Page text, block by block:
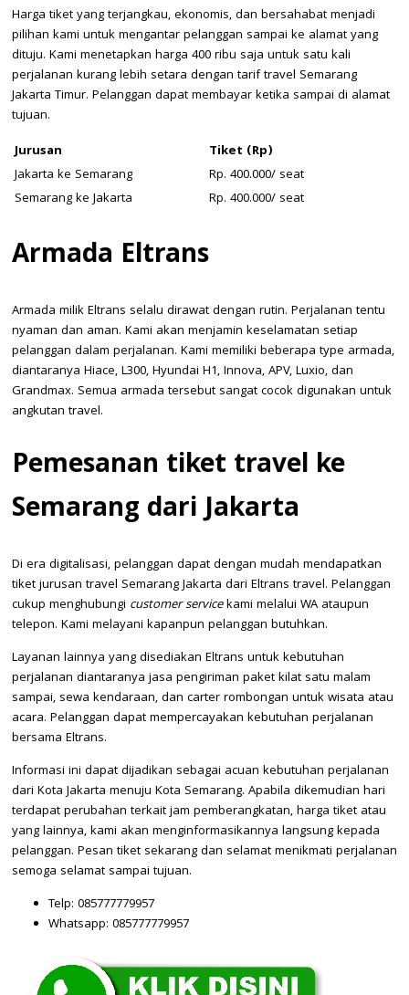
Harga tiket yang terjangkau, ekonomis, dan bersahabat menjadi
pilihan kami untuk mengantar pelanggan sampai ke alamat yang
dituju. Kami menetapkan harga 400 ribu saja untuk satu kali
perjalanan kurang lebih setara dengan tarif travel Semarang
Jakarta Timur. Pelanggan dapat membayar ketika sampai di alamat
tujuan.
Jurusan
Tiket (Rp)
Jakarta ke Semarang
Rp. 400.000/ seat
Semarang ke Jakarta
Rp. 400.000/ seat
Armada Eltrans
Armada milik Eltrans selalu dirawat dengan rutin. Perjalanan tentu
nyaman dan aman. Kami akan menjamin keselamatan setiap
pelanggan dalam perjalanan. Kami memiliki beberapa type armada,
diantaranya Hiace, L300, Hyundai H1, Innova, APV, Luxio, dan
Grandmax. Semua armada tersebut sangat cocok digunakan untuk
angkutan travel.
Pemesanan tiket travel ke
Semarang dari Jakarta
Di era digitalisasi, pelanggan dapat dengan mudah mendapatkan
tiket jurusan travel Semarang Jakarta dari Eltrans travel. Pelanggan
cukup menghubungi customer servicekami melalui WA ataupun
telepon. Kami melayani kapanpun pelanggan butuhkan.
Layanan lainnya yang disediakan Eltrans untuk kebutuhan
perjalanan diantaranya jasa pengiriman paket kilat satu malam
sampai, sewa kendaraan, dan carter rombongan untuk wisata atau
acara. Pelanggan dapat mempercayakan kebutuhan perjalanan
bersama Eltrans.
Informasi ini dapat dijadikan sebagai acuan kebutuhan perjalanan
dari Kota Jakarta menuju Kota Semarang. Apabila dikemudian hari
terdapat perubahan terkait jam pemberangkatan, harga tiket atau
yang lainnya, kami akan menginformasikannya langsung kepada
pelanggan. Pesan tiket sekarang dan selamat menikmati perjalanan
semoga selamat sampai tujuan.
Telp: 085777779957
Whatsapp: 085777779957